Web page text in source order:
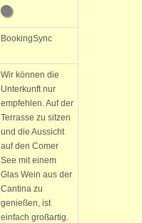
BookingSync
Wir können die
Unterkunft nur
empfehlen. Auf der
Terrasse zu sitzen
und die Aussicht
auf den Comer
See mit einem
Glas Wein aus der
Cantina zu
genießen, ist
einfach großartig.